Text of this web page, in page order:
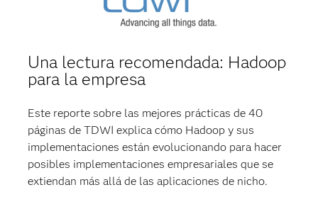
Una lectura recomendada: Hadoop
para la empresa
Este reporte sobre las mejores prácticas de 40
páginas de TDWI explica cómo Hadoop y sus
implementaciones están evolucionando para hacer
posibles implementaciones empresariales que se
extiendan más allá de las aplicaciones de nicho.